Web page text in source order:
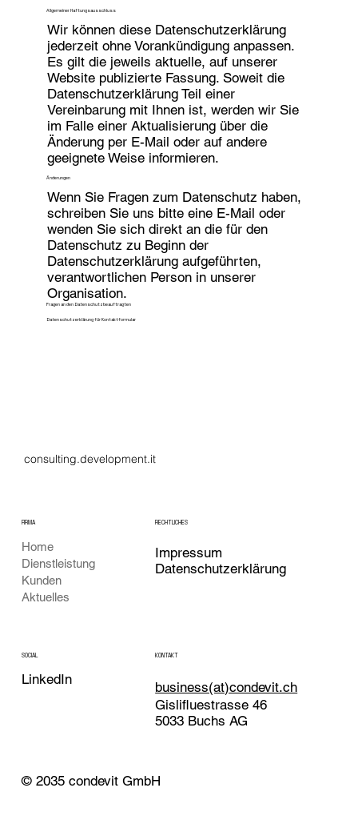
Wir können diese Datenschutzerklärung
jederzeit ohne Vorankündigung anpassen.
Es gilt die jeweils aktuelle, auf unserer
Website publizierte Fassung. Soweit die
Datenschutzerklärung Teil einer
Vereinbarung mit Ihnen ist, werden wir Sie
im Falle einer Aktualisierung über die
Änderung per E-Mail oder auf andere
geeignete Weise informieren.
Wenn Sie Fragen zum Datenschutz haben,
schreiben Sie uns bitte eine E-Mail oder
wenden Sie sich direkt an die für den
Datenschutz zu Beginn der
Datenschutzerklärung aufgeführten,
verantwortlichen Person in unserer
Organisation.
Datenschutzerklärung für Kontaktformular
Allgemeiner Haftungsausschluss
Änderungen
Fragen an den Datenschutzbeauftragten
consulting.development.it
Home
Dienstleistung
Kunden
Aktuelles
FIRMA RECHTLICHES
Datenschutzerklärung
Impressum
SOCIAL
LinkedIn
KONTAKT
business(at)condevit.ch
Gislifluestrasse 46
5033 Buchs AG
© 2035 condevit GmbH